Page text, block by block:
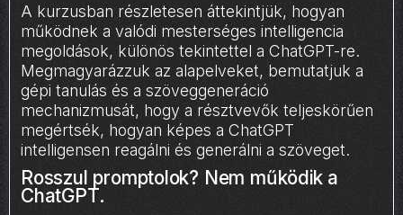
A kurzusban részletesen áttekintjük, hogyan
működnek a valódi mesterséges intelligencia
megoldások, különös tekintettel a ChatGPT-re.
Megmagyarázzuk az alapelveket, bemutatjuk a
gépi tanulás és a szöveggeneráció
mechanizmusát, hogy a résztvevők teljeskörűen
megértsék, hogyan képes a ChatGPT
intelligensen reagálni és generálni a szöveget.
Rosszul promptolok? Nem működik a
ChatGPT.